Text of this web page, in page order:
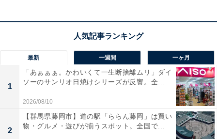
最新 一週間 一ヶ月
1
「あぁぁぁ。かわいくて一生断捨離ムリ」ダイ
ソーのサンリオ日焼けシリーズが反響。全...
2026/08/10
2
【群馬県藤岡市】道の駅「ららん藤岡」は買い
物・グルメ・遊びが揃うスポット。全国で...